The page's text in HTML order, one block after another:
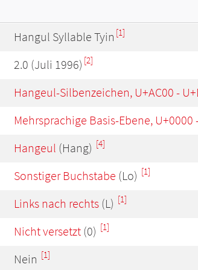
Hangul Syllable Tyin [1]
2.0 (Juli 1996) [2]
Hangeul-Silbenzeichen, U+AC00 -
Mehrsprachige Basis-Ebene, U+0000
Hangeul (Hang) [4]
Sonstiger Buchstabe (Lo) [1]
Links nach rechts (L) [1]
Nicht versetzt (0) [1]
Nein [1]